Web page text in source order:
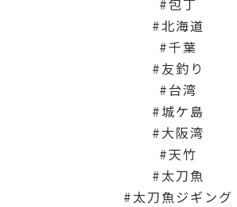
北海道
千葉
友釣り
台湾
城ケ島
大阪湾
天竹
太刀魚
太刀魚ジギング